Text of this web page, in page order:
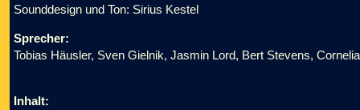
Sounddesign und Ton: Sirius Kestel
Sprecher:
Tobias Häusler, Sven Gielnik, Jasmin Lord, Bert Stevens,
Inhalt: